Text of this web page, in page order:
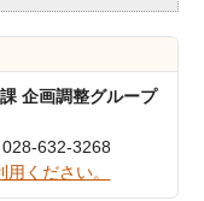
企画調整グループ
632-3268
ください。